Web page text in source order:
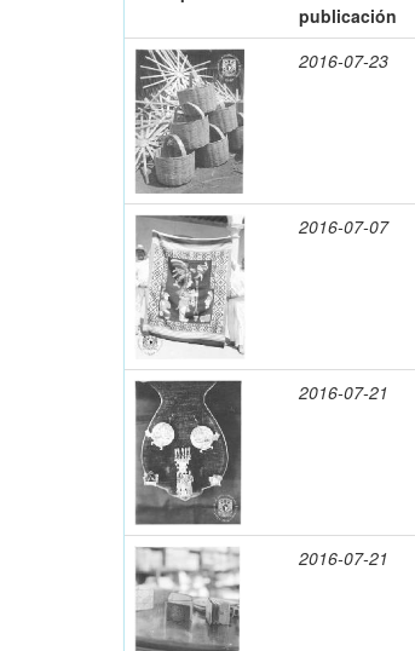
publicación
2016-07-23
2016-07-07
2016-07-21
2016-07-21